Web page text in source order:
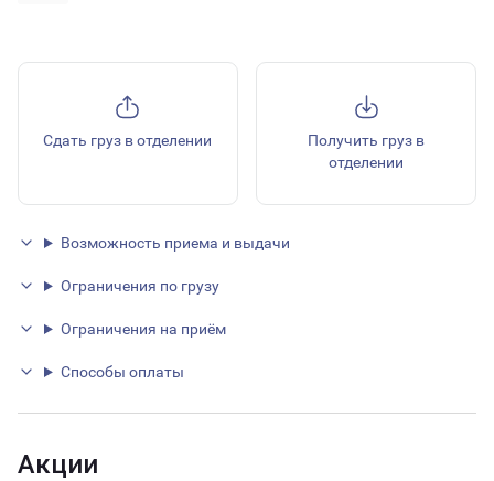
Сдать груз в отделении
Получить груз в
отделении
Возможность приема и выдачи
Ограничения по грузу
Ограничения на приём
Способы оплаты
Акции